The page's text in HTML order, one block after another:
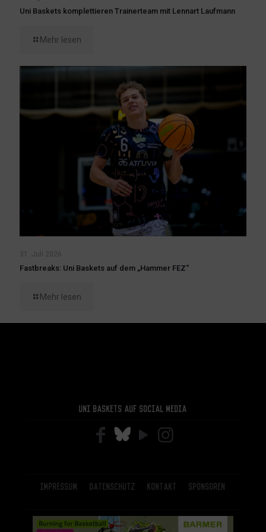
Uni Baskets komplettieren Trainerteam mit Lennart Laufmann
Mehr lesen
31. Juli 2026
Fastbreaks: Uni Baskets auf dem „Hammer FEZ“
Mehr lesen
Uni Baskets auf Social Media
Impressum Datenschutz Kontakt Sponsoren